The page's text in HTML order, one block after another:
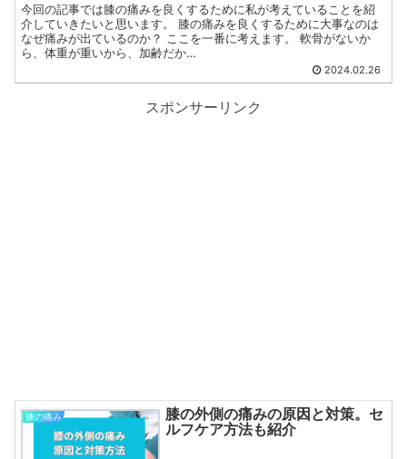
今回の記事では膝の痛みを良くするために私が考えていることを紹
介していきたいと思います。 膝の痛みを良くするために大事なのは
なぜ痛みが出ているのか？ ここを一番に考えます。 軟骨がないか
ら、体重が重いから、加齢だか…
2024.02.26
スポンサーリンク
膝の痛み
膝の外側の痛みの原因と対策。セ
ルフケア方法も紹介